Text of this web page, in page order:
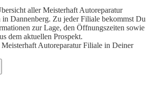
aller Meisterhaft Autoreparatur
Dannenberg. Zu jeder Filiale bekommst Du
zur Lage, den Öffnungszeiten sowie
dem aktuellen Prospekt.
Meisterhaft Autoreparatur Filiale in Deiner